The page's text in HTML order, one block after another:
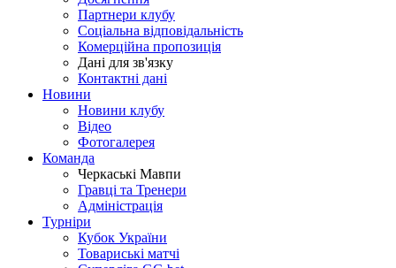
Партнери клубу
Соціальна відповідальність
Комерційна пропозиція
Дані для зв'язку
Контактні дані
Новини
Новини клубу
Відео
Фотогалерея
Команда
Черкаські Мавпи
Гравці та Тренери
Адміністрація
Турніри
Кубок України
Товариські матчі